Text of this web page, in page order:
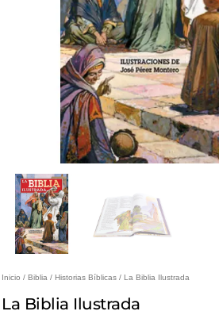
Inicio / Biblia / Historias Bíblicas / La Biblia Ilustrada
La Biblia Ilustrada